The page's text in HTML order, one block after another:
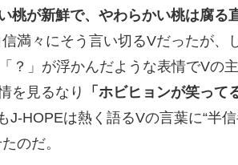
桃が新鮮で、やわらかい桃は腐る
満々にそう言い切るVだったが、
？」が浮かんだような表情でVの
を見るなり
「ホビヒョンが笑っ
J-HOPEは熱く語るVの言葉に“半
のだ。